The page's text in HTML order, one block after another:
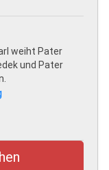
weiht Pater
und Pater